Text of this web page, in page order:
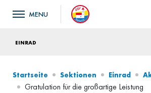
EINRAD
Startseite Sektionen Einrad
Gratulation für die großartige Leistung